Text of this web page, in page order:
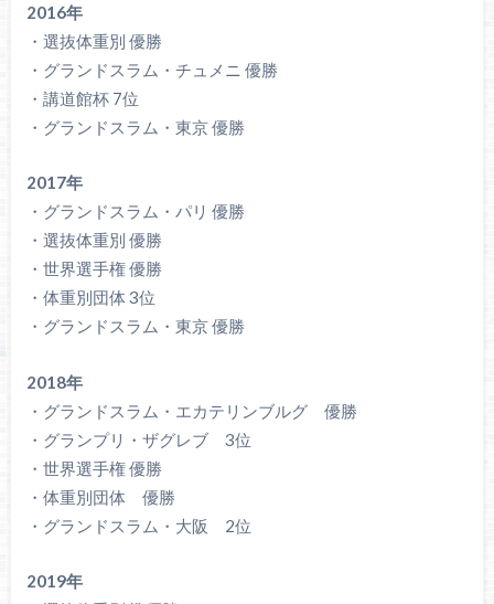
2016年
・選抜体重別 優勝
・グランドスラム・チュメニ 優勝
・講道館杯 7位
・グランドスラム・東京 優勝
2017年
・グランドスラム・パリ 優勝
・選抜体重別 優勝
・世界選手権 優勝
・体重別団体 3位
・グランドスラム・東京 優勝
2018年
・グランドスラム・エカテリンブルグ 優勝
・グランプリ・ザグレブ 3位
・世界選手権 優勝
・体重別団体 優勝
・グランドスラム・大阪 2位
2019年